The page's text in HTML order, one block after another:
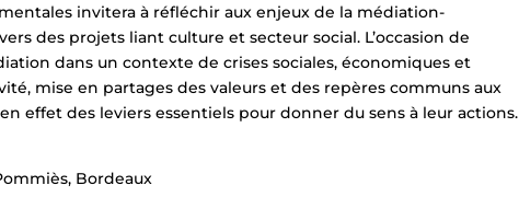
invitera à réfléchir aux enjeux de la médiation-
des projets liant culture et secteur social. L’occasion de
dans un contexte de crises sociales, économiques et
mise en partages des valeurs et des repères communs aux
effet des leviers essentiels pour donner du sens à leur actions.
Bordeaux